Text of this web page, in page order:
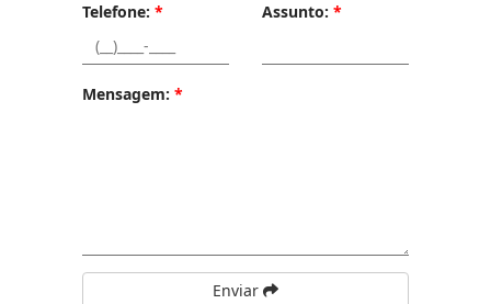
Telefone: * Assunto: *
Mensagem: *
Enviar